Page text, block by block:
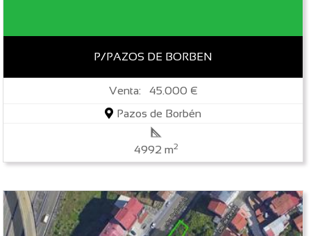
P/PAZOS DE BORBEN
Venta: 45.000 €
Pazos de Borbén
4992 m2